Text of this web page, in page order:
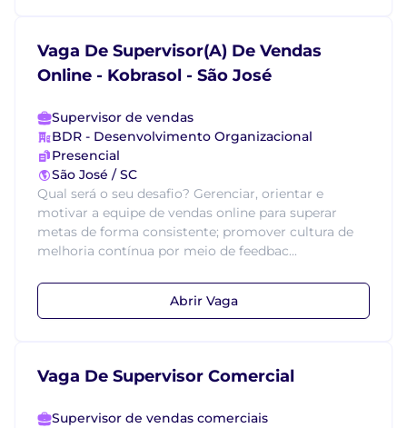
Vaga De Supervisor(A) De Vendas
Online - Kobrasol - São José
Supervisor de vendas
BDR - Desenvolvimento Organizacional
Presencial
São José / SC
Qual será o seu desafio? Gerenciar, orientar e
motivar a equipe de vendas online para superar
metas de forma consistente; promover cultura de
melhoria contínua por meio de feedbac...
Abrir Vaga
Vaga De Supervisor Comercial
Supervisor de vendas comerciais